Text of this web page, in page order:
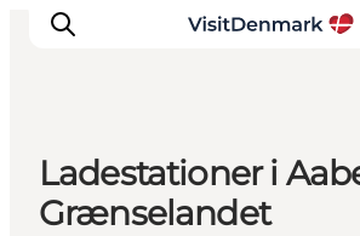
Inspirasjon
Ladestationer i
Grænselandet